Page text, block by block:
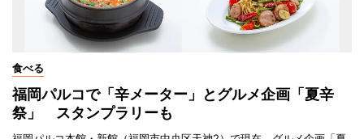
食べる
福岡パルコで「辛メーター」とグルメ企画「夏辛
祭」 スタンプラリーも